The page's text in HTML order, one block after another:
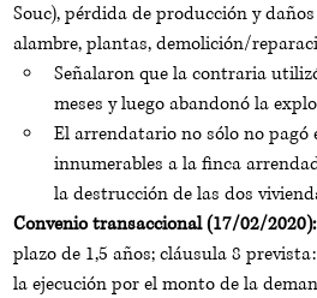
Souc), pérdida de producción y
alambre, plantas, demolición/
Señalaron que la contraria
meses y luego abandonó la
El arrendatario no sólo no
innumerables a la finca
la destrucción de las dos
Convenio transaccional (17/02/2020):
plazo de 1,5 años; cláusula 8
la ejecución por el monto de la